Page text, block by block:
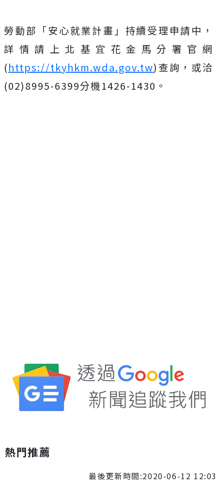
勞動部「安心就業計畫」持續受理申請中，
詳情請上北基宜花金馬分署官網
(https://tkyhkm.wda.gov.tw)查詢，或洽
(02)8995-6399分機1426-1430。
熱門推薦
最後更新時間:2020-06-12 12:03